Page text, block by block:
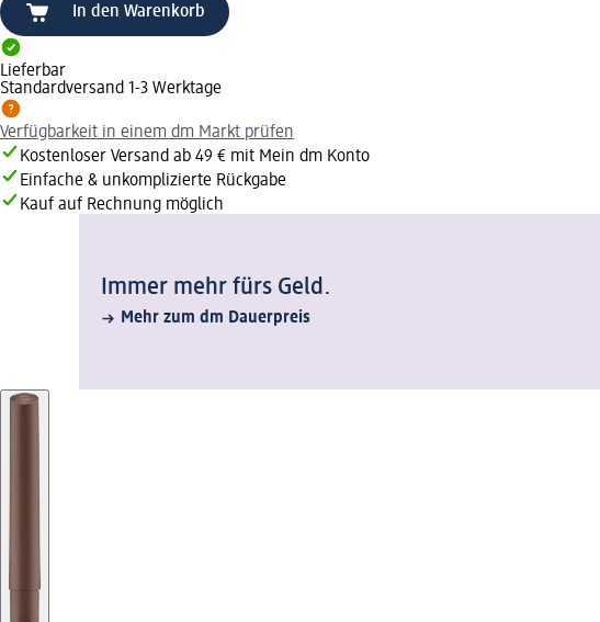
In den Warenkorb
Lieferbar
Standardversand 1-3 Werktage
Verfügbarkeit in einem dm Markt prüfen
Kostenloser Versand ab 49 € mit Mein dm Konto
Einfache & unkomplizierte Rückgabe
Kauf auf Rechnung möglich
Immer mehr fürs Geld.
Mehr zum dm Dauerpreis